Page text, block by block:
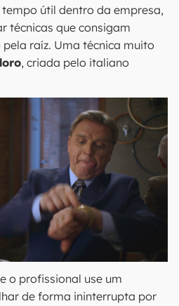
útil dentro da empresa,
técnicas que consigam
raíz. Uma técnica muito
, criada pelo italiano
o profissional use um
de forma ininterrupta por